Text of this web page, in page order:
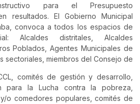
instructivo para el Presupuesto
resultados. El Gobierno Municipal
convoca a todos los espacios de
Alcaldes distritales, Alcaldes
Poblados, Agentes Municipales de
sectoriales, miembros del Consejo de
comités de gestión y desarrollo,
para la Lucha contra la pobreza,
o comedores populares, comités de